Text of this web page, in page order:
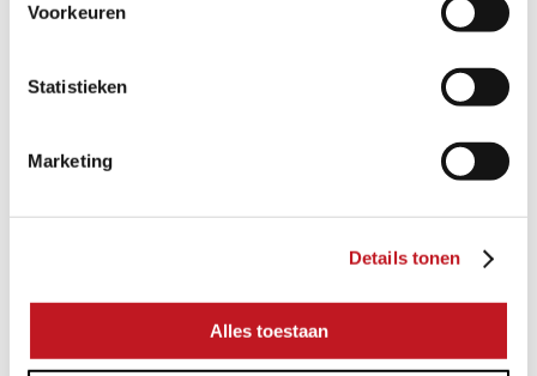
Voorkeuren
Statistieken
Marketing
Details tonen
Alles toestaan